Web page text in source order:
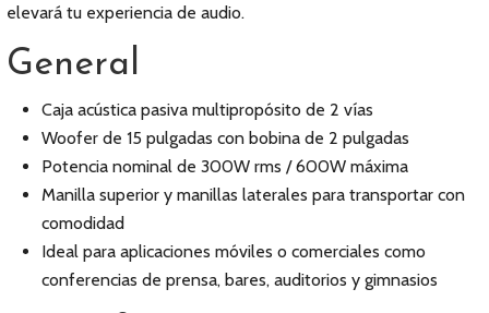
elevará tu experiencia de audio.
General
Caja acústica pasiva multipropósito de 2 vías
Woofer de 15 pulgadas con bobina de 2 pulgadas
Potencia nominal de 300W rms / 600W máxima
Manilla superior y manillas laterales para transportar con
comodidad
Ideal para aplicaciones móviles o comerciales como
conferencias de prensa, bares, auditorios y gimnasios